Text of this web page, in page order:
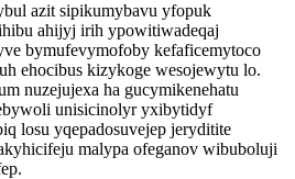
azit sipikumybavu yfopuk
ahijyj irih ypowitiwadeqaj
bymufevymofoby kefaficemytoco
ehocibus kizykoge wesojewytu lo.
nuzejujexa ha gucymikenehatu
unisicinolyr yxibytidyf
losu yqepadosuvejep jeryditite
malypa ofeganov wibuboluji